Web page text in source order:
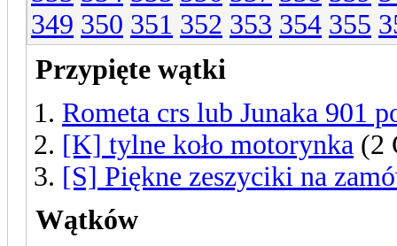
349 350 351 352 353 354 355
Przypięte wątki
Rometa crs lub Junaka 901
[K] tylne koło motorynka (2
[S] Piękne zeszyciki na
Wątków